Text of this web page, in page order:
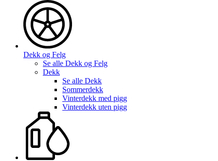
Dekk og Felg
Se alle Dekk og Felg
Dekk
Se alle Dekk
Sommerdekk
Vinterdekk med pigg
Vinterdekk uten pigg